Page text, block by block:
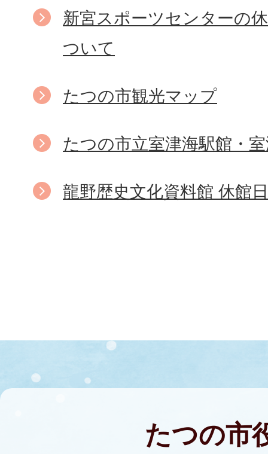
新宮スポーツセンターの
ついて
たつの市観光マップ
たつの市立室津海駅館・
龍野歴史文化資料館 休館
たつの市